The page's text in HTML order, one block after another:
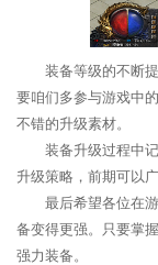
装备等级的不断
要咱们多参与游戏中
不错的升级素材。
装备升级过程中
升级策略，前期可以
最后希望各位在
备变得更强。只要掌
强力装备。